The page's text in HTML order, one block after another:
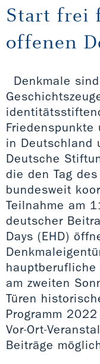
Start frei
offenen
Denkmale
Friedenspunkte
in Deutschland
Deutsche
die den Tag
bundesweit
Teilnahme am
deutscher
Days (EHD)
hauptberufliche
am zweiten
Türen
Programm
Vor-Ort-
Beiträge